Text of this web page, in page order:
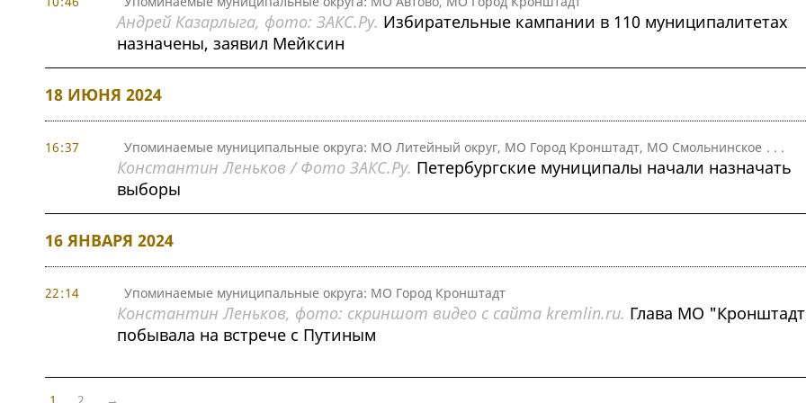
Андрей Казарлыга, фото: ЗАКС.Ру. Избирательные кампании в 110 муниципалитетах
назначены, заявил Мейксин
18 ИЮНЯ 2024
16:37 Упоминаемые муниципальные округа: МО Литейный округ, МО Город Кронштадт, МО Смольнинское . . .
Константин Леньков / Фото ЗАКС.Ру. Петербургские муниципалы начали назначать
выборы
16 ЯНВАРЯ 2024
22:14 Упоминаемые муниципальные округа: МО Город Кронштадт
Константин Леньков, фото: скриншот видео с сайта kremlin.ru. Глава МО
побывала на встрече с Путиным